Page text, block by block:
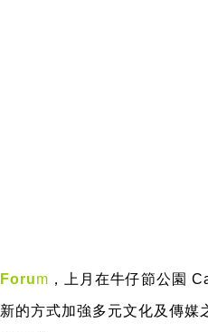
m ，上月在牛仔節公園
方式加強多元文化及傳媒